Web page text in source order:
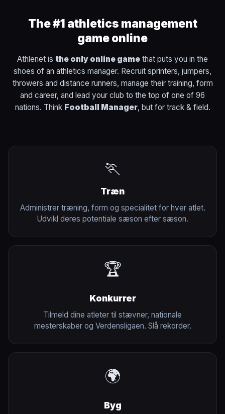
The #1 athletics management
game online
Athlenet is the only online game that puts you in the
shoes of an athletics manager. Recruit sprinters, jumpers,
throwers and distance runners, manage their training, form
and career, and lead your club to the top of one of 96
nations. Think Football Manager, but for track & field.
🏃
Træn
Administrer træning, form og specialitet for hver atlet.
Udvikl deres potentiale sæson efter sæson.
🏆
Konkurrer
Tilmeld dine atleter til stævner, nationale
mesterskaber og Verdensligaen. Slå rekorder.
🌍
Byg